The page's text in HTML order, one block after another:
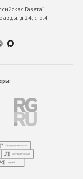
Газета”
д.24, стр.4